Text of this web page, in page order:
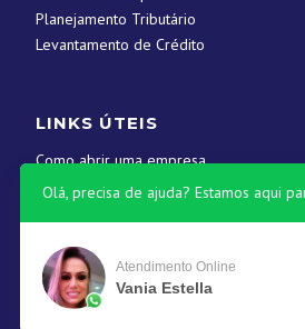
Planejamento Tributário
Levantamento de Crédito
LINKS ÚTEIS
Como abrir uma empresa
Contato
CONTATOS
(61) 3546-1845
Olá, precisa de ajuda? Estamos aqui
Atendimento Online
Vania Estella